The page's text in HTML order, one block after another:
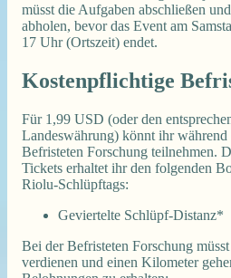
müsst die Aufgaben abschließen
abholen, bevor das Event am
17 Uhr (Ortszeit) endet.
Kostenpflichtige
Für 1,99 USD (oder den
Landeswährung) könnt ihr während
Befristeten Forschung teilnehmen.
Tickets erhaltet ihr den folgenden
Riolu-Schlüpftags:
Geviertelte Schlüpf-Distanz*
Bei der Befristeten Forschung
verdienen und einen Kilometer